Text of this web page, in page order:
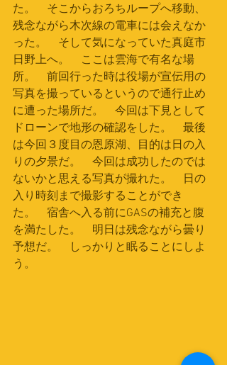
た。　そこからおろちループへ移動、
残念ながら木次線の電車には会えなか
った。　そして気になっていた真庭市
日野上へ。　ここは雲海で有名な場
所。　前回行った時は役場が宣伝用の
写真を撮っているというので通行止め
に遭った場所だ。　今回は下見として
ドローンで地形の確認をした。　最後
は今回３度目の恩原湖、目的は日の入
りの夕景だ。　今回は成功したのでは
ないかと思える写真が撮れた。　日の
入り時刻まで撮影することができ
た。　宿舎へ入る前にGASの補充と腹
を満たした。　明日は残念ながら曇り
予想だ。　しっかりと眠ることにしよ
う。